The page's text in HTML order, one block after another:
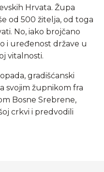
Hrvata. Župa
od 500 žitelja, od toga
No, iako brojčano
i uređenost države u
vitalnosti.
gradišćanski
svojim župnikom fra
Bosne Srebrene,
crkvi i predvodili